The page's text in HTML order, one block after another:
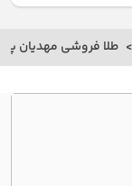
طلا فروشی مهديان